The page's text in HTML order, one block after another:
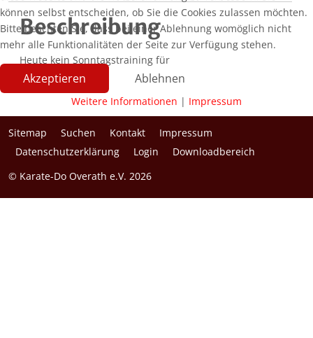
Beschreibung
Heute kein Sonntagstraining für
alle
Sitemap Suchen Kontakt
Impressum
Datenschutzerklärung
Login
Downloadbereich
© Karate-Do Overath e.V. 2026
können selbst entscheiden, ob Sie die Cookies zulassen möchten.
Bitte beachten Sie, dass bei einer Ablehnung womöglich nicht
mehr alle Funktionalitäten der Seite zur Verfügung stehen.
Akzeptieren Ablehnen
Weitere Informationen | Impressum